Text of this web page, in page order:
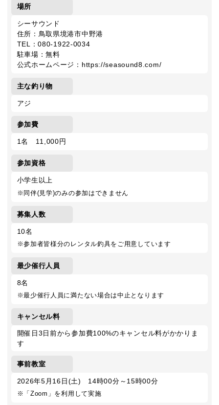
場所
シーサウンド
住所：鳥取県境港市中野港
TEL：080-1922-0034
駐車場：無料
公式ホームページ：https://seasound8.com/
主な釣り物
アジ
参加費
1名 11,000円
参加資格
小学生以上
※同伴(見学)のみの参加はできません
募集人数
10名
※参加者皆様分のレンタル釣具をご用意しています
最少催行人員
8名
※最少催行人員に満たない場合は中止となります
キャンセル料
開催日3日前から参加費100%のキャンセル料がかかりま
す
事前教室
2026年5月16日(土) 14時00分～15時00分
※「Zoom」を利用して実施